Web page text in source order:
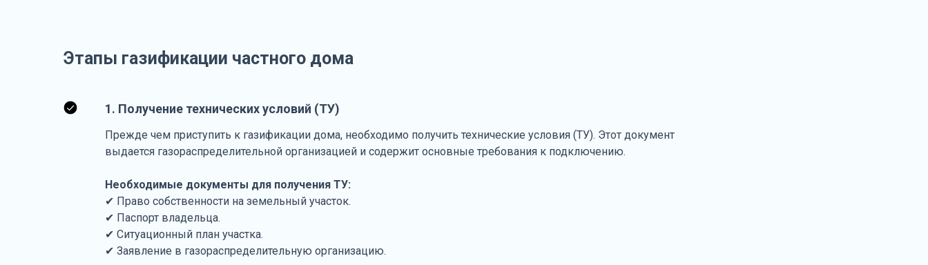
Этапы газификации частного дома
1. Получение технических условий (ТУ)
Прежде чем приступить к газификации дома, необходимо получить технические условия (ТУ). Этот документ
выдается газораспределительной организацией и содержит основные требования к подключению.
Необходимые документы для получения ТУ:
✔ Право собственности на земельный участок.
✔ Паспорт владельца.
✔ Ситуационный план участка.
✔ Заявление в газораспределительную организацию.